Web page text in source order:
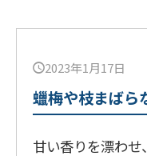
2023年1月17日
蠟梅や枝まば
甘い香りを漂わ